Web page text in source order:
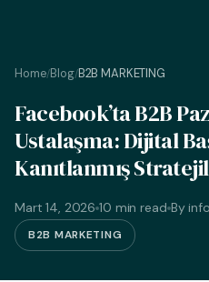
Home/Blog/B2B MARKETING
Facebook’ta B2B
Ustalaşma: Dijital
Kanıtlanmış
Mart 14, 2026 10 min read By
B2B MARKETING
Türkçe